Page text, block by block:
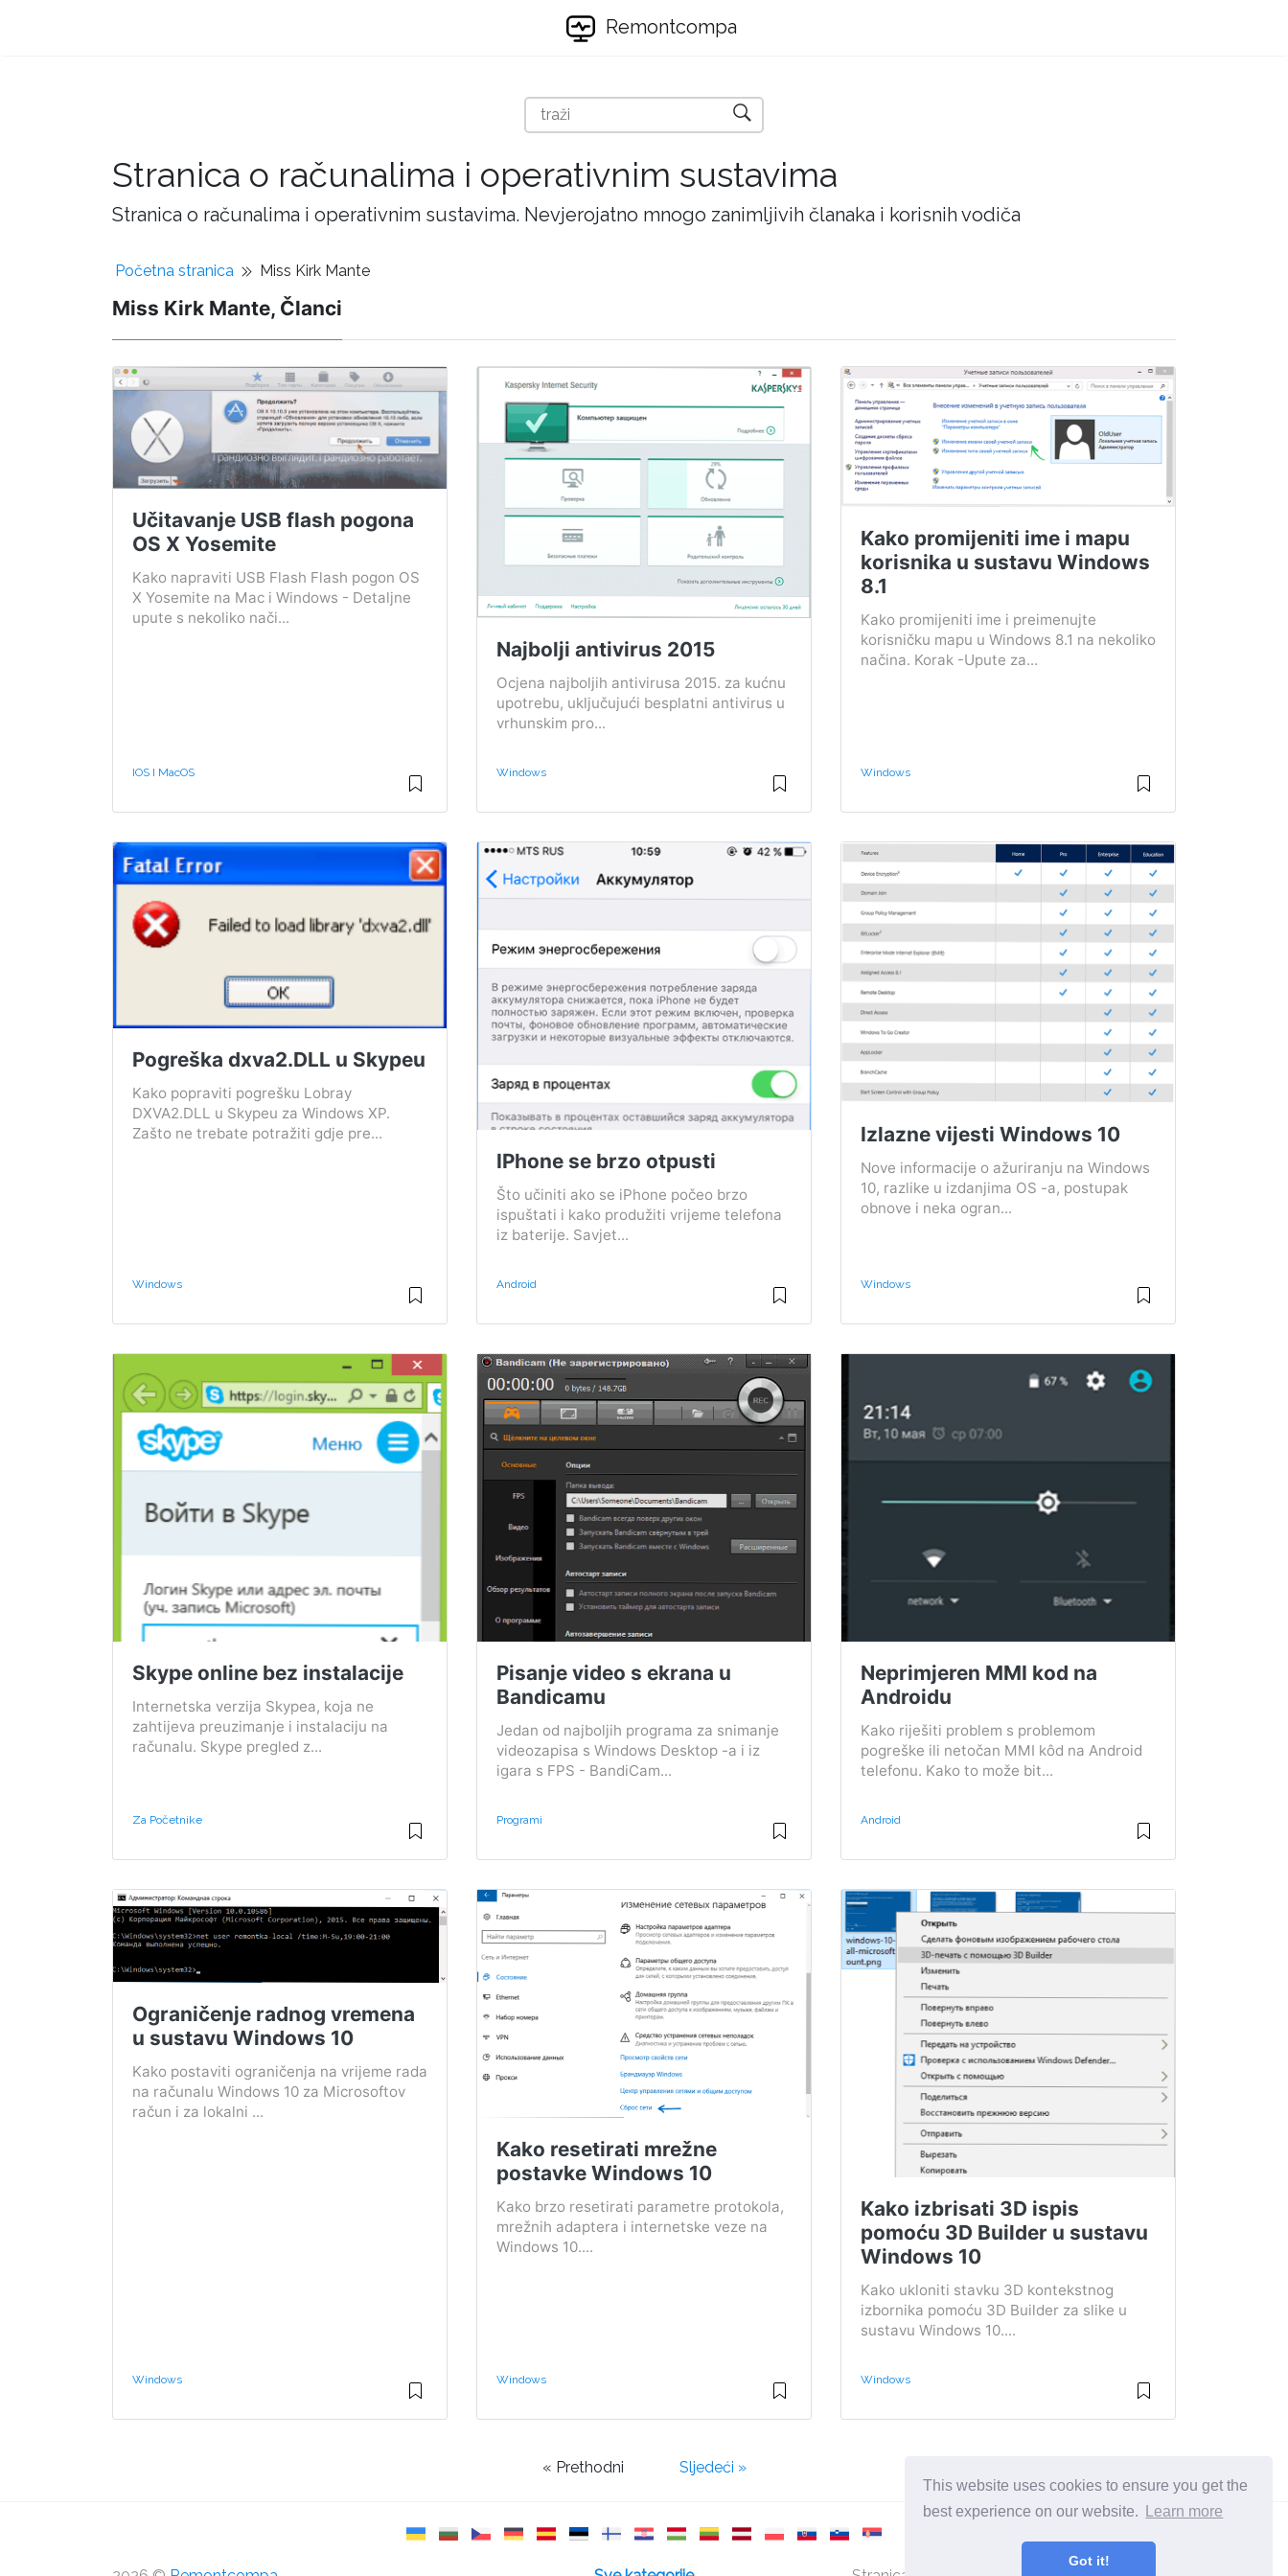
This website uses cookies to ensure you get the
best experience on our website.
Learn more
Got it!
Remontcompa
Stranica o računalima i operativnim sustavima
Stranica o računalima i operativnim sustavima. Nevjerojatno mnogo zanimljivih članaka i korisnih vodiča
Početna stranica Miss Kirk Mante
Miss Kirk Mante, Članci
Učitavanje USB flash pogona
OS X Yosemite
Kako napraviti USB Flash Flash pogon OS
X Yosemite na Mac i Windows - Detaljne
upute s nekoliko nači...
IOS I MacOS
Najbolji antivirus 2015
Ocjena najboljih antivirusa 2015. za kućnu
upotrebu, uključujući besplatni antivirus u
vrhunskim pro...
Windows
Kako promijeniti ime i mapu
korisnika u sustavu Windows
8.1
Kako promijeniti ime i preimenujte
korisničku mapu u Windows 8.1 na nekoliko
načina. Korak -Upute za...
Windows
Pogreška dxva2.DLL u Skypeu
Kako popraviti pogrešku Lobray
DXVA2.DLL u Skypeu za Windows XP.
Zašto ne trebate potražiti gdje pre...
Windows
IPhone se brzo otpusti
Što učiniti ako se iPhone počeo brzo
ispuštati i kako produžiti vrijeme telefona
iz baterije. Savjet...
Android
Izlazne vijesti Windows 10
Nove informacije o ažuriranju na Windows
10, razlike u izdanjima OS -a, postupak
obnove i neka ogran...
Windows
Skype online bez instalacije
Internetska verzija Skypea, koja ne
zahtijeva preuzimanje i instalaciju na
računalu. Skype pregled z...
Za Početnike
Pisanje video s ekrana u
Bandicamu
Jedan od najboljih programa za snimanje
videozapisa s Windows Desktop -a i iz
igara s FPS - BandiCam...
Programi
Neprimjeren MMI kod na
Androidu
Kako riješiti problem s problemom
pogreške ili netočan MMI kôd na Android
telefonu. Kako to može bit...
Android
Ograničenje radnog vremena
u sustavu Windows 10
Kako postaviti ograničenja na vrijeme rada
na računalu Windows 10 za Microsoftov
račun i za lokalni ...
Windows
Kako resetirati mrežne
postavke Windows 10
Kako brzo resetirati parametre protokola,
mrežnih adaptera i internetske veze na
Windows 10....
Windows
Kako izbrisati 3D ispis
pomoću 3D Builder u sustavu
Windows 10
Kako ukloniti stavku 3D kontekstnog
izbornika pomoću 3D Builder za slike u
sustavu Windows 10....
Windows
« Prethodni Sljedeći »